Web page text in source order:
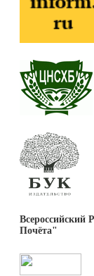
Всероссийский
Почёта"